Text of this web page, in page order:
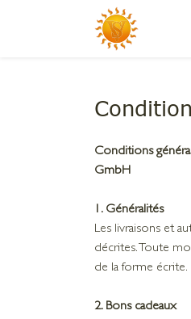
Conditions
GmbH
1. Généralités
Les livraisons et
décrites. Toute
de la forme
2. Bons cadeaux